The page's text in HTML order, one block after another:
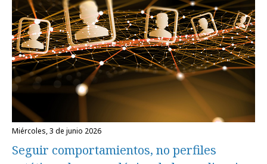
miércoles, 3 de junio 2026
Seguir comportamientos, no perfiles